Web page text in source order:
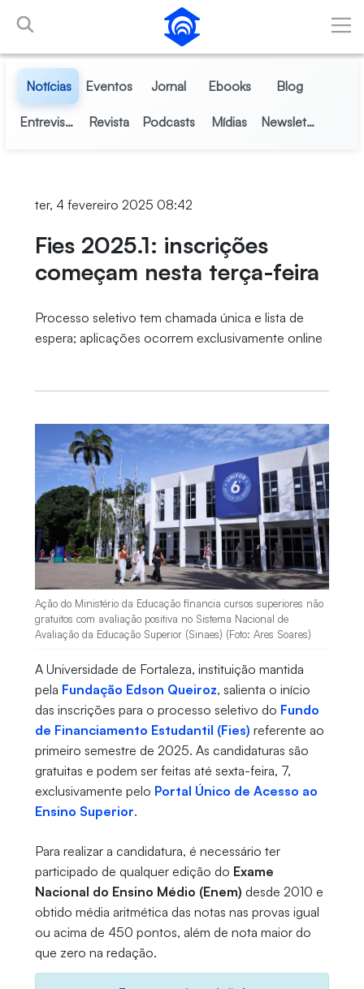
Pular para o Conteúdo principal
Notícias Eventos Jornal Ebooks Blog
Entrevistas Revista Podcasts Mídias Newsletter
ter, 4 fevereiro 2025 08:42
Fies 2025.1: inscrições
começam nesta terça-feira
Processo seletivo tem chamada única e lista de
espera; aplicações ocorrem exclusivamente online
Ação do Ministério da Educação financia cursos superiores não
gratuitos com avaliação positiva no Sistema Nacional de
Avaliação da Educação Superior (Sinaes) (Foto: Ares Soares)
A Universidade de Fortaleza, instituição mantida
pela Fundação Edson Queiroz, salienta o início
das inscrições para o processo seletivo do Fundo
de Financiamento Estudantil (Fies) referente ao
primeiro semestre de 2025. As candidaturas são
gratuitas e podem ser feitas até sexta-feira, 7,
exclusivamente pelo Portal Único de Acesso ao
Ensino Superior.
Para realizar a candidatura, é necessário ter
participado de qualquer edição do Exame
Nacional do Ensino Médio (Enem) desde 2010 e
obtido média aritmética das notas nas provas igual
ou acima de 450 pontos, além de nota maior do
que zero na redação.